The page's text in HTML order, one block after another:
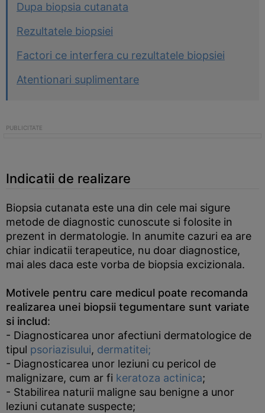
Dupa biopsia cutanata
Rezultatele biopsiei
Factori ce interfera cu rezultatele biopsiei
Atentionari suplimentare
Indicatii de realizare
Biopsia cutanata este una din cele mai sigure
metode de diagnostic cunoscute si folosite in
prezent in dermatologie. In anumite cazuri ea are
chiar indicatii terapeutice, nu doar diagnostice,
mai ales daca este vorba de biopsia excizionala.
Motivele pentru care medicul poate recomanda
realizarea unei biopsii tegumentare sunt variate
si includ:
- Diagnosticarea unor afectiuni dermatologice de
tipul psoriazisului, dermatitei;
- Diagnosticarea unor leziuni cu pericol de
malignizare, cum ar fi keratoza actinica;
- Stabilirea naturii maligne sau benigne a unor
leziuni cutanate suspecte;